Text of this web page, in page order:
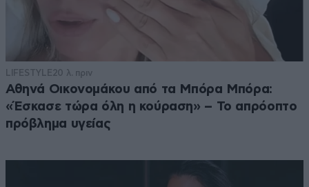
LIFESTYLE 20 λ. πριν
Αθηνά Οικονομάκου από τα Μπόρα Μπόρα:
«Έσκασε τώρα όλη η κούραση» – Το απρόοπτο
πρόβλημα υγείας